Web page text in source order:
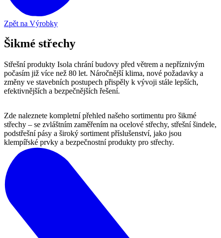
Zpět na Výrobky
Šikmé střechy
Střešní produkty Isola chrání budovy před větrem a nepříznivým
počasím již více než 80 let. Náročnější klima, nové požadavky a
změny ve stavebních postupech přispěly k vývoji stále lepších,
efektivnějších a bezpečnějších řešení.
Zde naleznete kompletní přehled našeho sortimentu pro šikmé
střechy – se zvláštním zaměřením na ocelové střechy, střešní šindele,
podstřešní pásy a široký sortiment příslušenství, jako jsou
klempířské prvky a bezpečnostní produkty pro střechy.